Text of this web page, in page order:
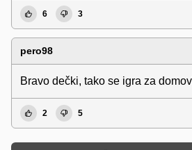
6 3
pero98
Bravo dečki, tako se igra za
2 5